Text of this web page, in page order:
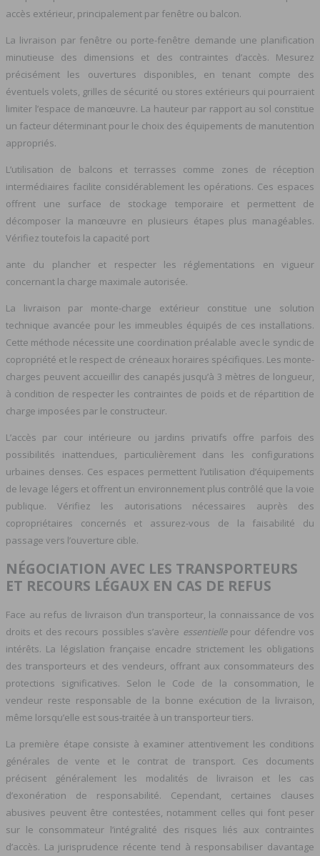
accès extérieur, principalement par fenêtre ou balcon.
La livraison par fenêtre ou porte-fenêtre demande une planification
minutieuse des dimensions et des contraintes d’accès. Mesurez
précisément les ouvertures disponibles, en tenant compte des
éventuels volets, grilles de sécurité ou stores extérieurs qui pourraient
limiter l’espace de manœuvre. La hauteur par rapport au sol constitue
un facteur déterminant pour le choix des équipements de manutention
appropriés.
L’utilisation de balcons et terrasses comme zones de réception
intermédiaires facilite considérablement les opérations. Ces espaces
offrent une surface de stockage temporaire et permettent de
décomposer la manœuvre en plusieurs étapes plus managéables.
Vérifiez toutefois la capacité port
ante du plancher et respecter les réglementations en vigueur
concernant la charge maximale autorisée.
La livraison par monte-charge extérieur constitue une solution
technique avancée pour les immeubles équipés de ces installations.
Cette méthode nécessite une coordination préalable avec le syndic de
copropriété et le respect de créneaux horaires spécifiques. Les monte-
charges peuvent accueillir des canapés jusqu’à 3 mètres de longueur,
à condition de respecter les contraintes de poids et de répartition de
charge imposées par le constructeur.
L’accès par cour intérieure ou jardins privatifs offre parfois des
possibilités inattendues, particulièrement dans les configurations
urbaines denses. Ces espaces permettent l’utilisation d’équipements
de levage légers et offrent un environnement plus contrôlé que la voie
publique. Vérifiez les autorisations nécessaires auprès des
copropriétaires concernés et assurez-vous de la faisabilité du
passage vers l’ouverture cible.
NÉGOCIATION AVEC LES TRANSPORTEURS
ET RECOURS LÉGAUX EN CAS DE REFUS
Face au refus de livraison d’un transporteur, la connaissance de vos
droits et des recours possibles s’avère essentiellepour défendre vos
intérêts. La législation française encadre strictement les obligations
des transporteurs et des vendeurs, offrant aux consommateurs des
protections significatives. Selon le Code de la consommation, le
vendeur reste responsable de la bonne exécution de la livraison,
même lorsqu’elle est sous-traitée à un transporteur tiers.
La première étape consiste à examiner attentivement les conditions
générales de vente et le contrat de transport. Ces documents
précisent généralement les modalités de livraison et les cas
d’exonération de responsabilité. Cependant, certaines clauses
abusives peuvent être contestées, notamment celles qui font peser
sur le consommateur l’intégralité des risques liés aux contraintes
d’accès. La jurisprudence récente tend à responsabiliser davantage